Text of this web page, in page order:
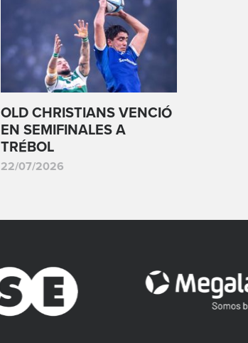
OLD CHRISTIANS VENCIÓ
EN SEMIFINALES A
TRÉBOL
22/07/2026